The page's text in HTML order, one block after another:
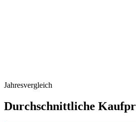
Jahresvergleich
Durchschnittliche